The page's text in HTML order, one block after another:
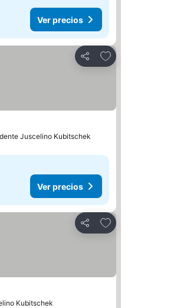
Ver precios
Compartir
Agregar a favoritos
Juscelino Kubitschek
Ver precios
Compartir
Agregar a favoritos
Kubitschek